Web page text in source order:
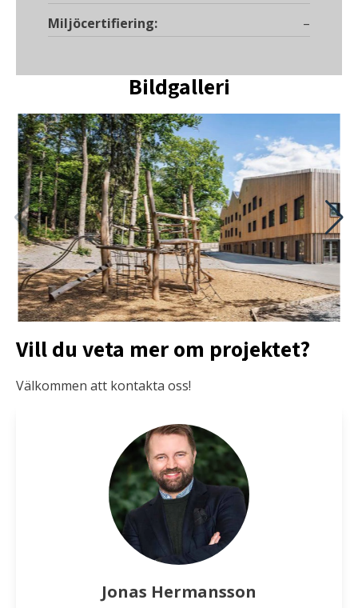
Miljöcertifiering:
–
Bildgalleri
Vill du veta mer om projektet?
Välkommen att kontakta oss!
Jonas Hermansson